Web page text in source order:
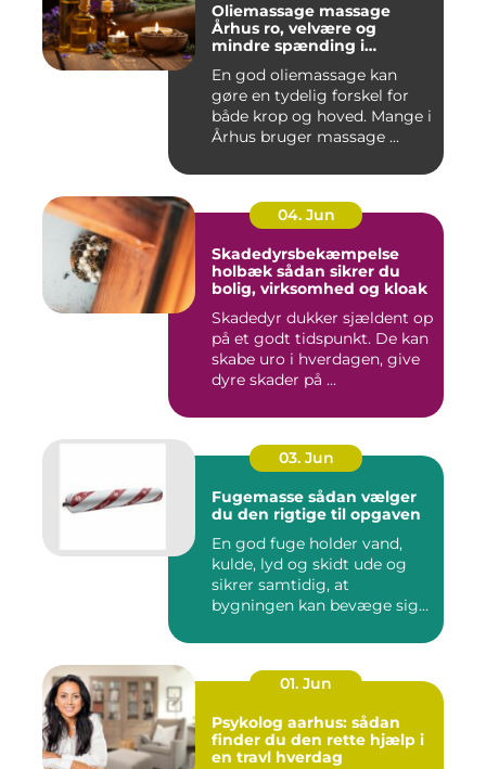
Oliemassage massage
Århus ro, velvære og
mindre spænding i
En god oliemassage kan
gøre en tydelig forskel for
både krop og hoved. Mange i
Århus bruger massage ...
04. Jun
Skadedyrsbekæmpelse
holbæk sådan sikrer du
bolig, virksomhed og kloak
Skadedyr dukker sjældent op
på et godt tidspunkt. De kan
skabe uro i hverdagen, give
dyre skader på ...
03. Jun
Fugemasse sådan vælger
du den rigtige til opgaven
En god fuge holder vand,
kulde, lyd og skidt ude og
sikrer samtidig, at
bygningen kan bevæge sig
01. Jun
Psykolog aarhus: sådan
finder du den rette hjælp i
en travl hverdag